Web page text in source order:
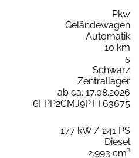
Pkw
Geländewagen
Automatik
10 km
5
Schwarz
Zentrallager
ab ca. 17.08.2026
6FPP2CMJ9PTT63675
177 kW / 241 PS
Diesel
2.993 cm³